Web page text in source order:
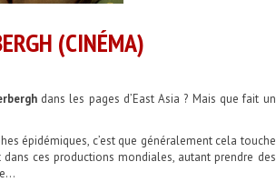
(CINÉMA)
dans les pages d’East Asia ? Mais que fait un
épidémiques, c’est que généralement cela touche
ces productions mondiales, autant prendre des